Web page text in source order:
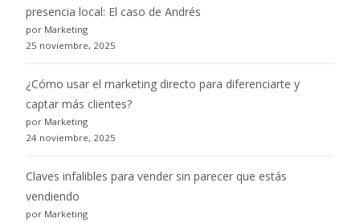
presencia local: El caso de Andrés
por Marketing
25 noviembre, 2025
¿Cómo usar el marketing directo para diferenciarte y
captar más clientes?
por Marketing
24 noviembre, 2025
Claves infalibles para vender sin parecer que estás
vendiendo
por Marketing